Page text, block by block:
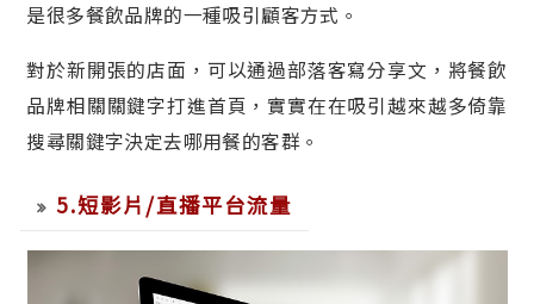
是很多餐飲品牌的一種吸引顧客方式。
對於新開張的店面，可以通過部落客寫分享文，將餐飲
品牌相關關鍵字打進首頁，實實在在吸引越來越多倚靠
搜尋關鍵字決定去哪用餐的客群。
5.短影片/直播平台流量